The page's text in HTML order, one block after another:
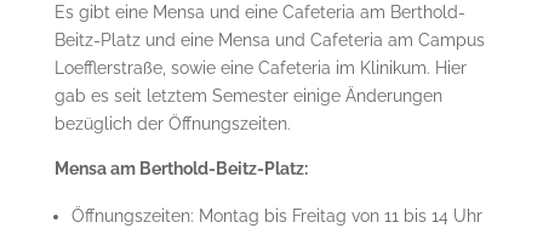
Es gibt eine Mensa und eine Cafeteria am Berthold-
Beitz-Platz und eine Mensa und Cafeteria am Campus
Loefflerstraße, sowie eine Cafeteria im Klinikum. Hier
gab es seit letztem Semester einige Änderungen
bezüglich der Öffnungszeiten.
Mensa am Berthold-Beitz-Platz:
Öffnungszeiten: Montag bis Freitag von 11 bis 14 Uhr